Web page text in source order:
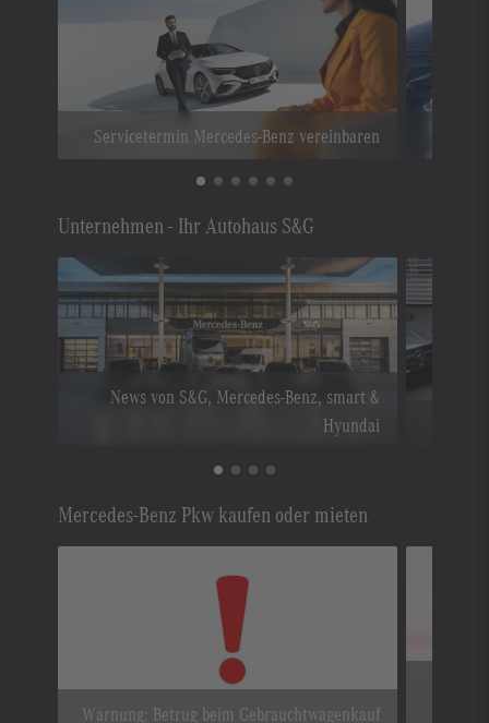
Servicetermin Mercedes-Benz vereinbaren
Unternehmen - Ihr Autohaus S&G
News von S&G, Mercedes-Benz, smart &
Hyundai
Mercedes-Benz Pkw kaufen oder mieten
Warnung: Betrug beim Gebrauchtwagenkauf